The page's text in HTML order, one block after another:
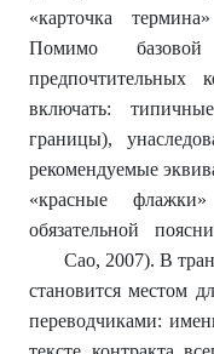
«карточка
Помимо
включать:
границы),
рекомендуемые
«красные
обязательной
Cao, 2007). В
становится местом
переводчиками: